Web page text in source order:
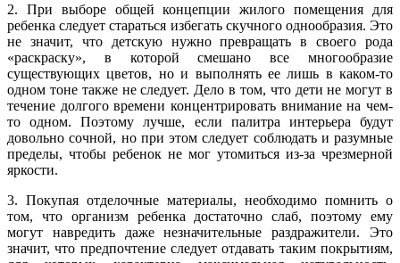
2. При выборе общей концепции жилого помещения для
ребенка следует стараться избегать скучного однообразия. Это
не значит, что детскую нужно превращать в своего рода
«раскраску», в которой смешано все многообразие
существующих цветов, но и выполнять ее лишь в каком-то
одном тоне также не следует. Дело в том, что дети не могут в
течение долгого времени концентрировать внимание на чем-
то одном. Поэтому лучше, если палитра интерьера будут
довольно сочной, но при этом следует соблюдать и разумные
пределы, чтобы ребенок не мог утомиться из-за чрезмерной
яркости.
3. Покупая отделочные материалы, необходимо помнить о
том, что организм ребенка достаточно слаб, поэтому ему
могут навредить даже незначительные раздражители. Это
значит, что предпочтение следует отдавать таким покрытиям,